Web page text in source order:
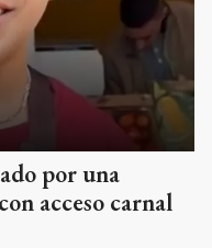
por una
acceso carnal